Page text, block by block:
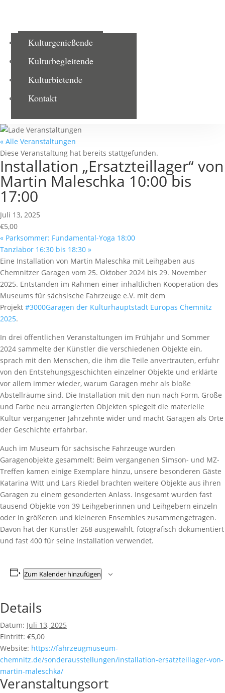
Kulturgenießende
Kulturbegleitende
Kulturbietende
Kontakt
« Alle Veranstaltungen
Diese Veranstaltung hat bereits stattgefunden.
Installation „Ersatzteillager“ von
Martin Maleschka 10:00 bis
17:00
Juli 13, 2025
€5,00
« Parksommer: Fundamental-Yoga 18:00
Tanzlabor 16:30 bis 18:30 »
Eine Installation von Martin Maleschka mit Leihgaben aus
Chemnitzer Garagen vom 25. Oktober 2024 bis 29. November
2025. Entstanden im Rahmen einer inhaltlichen Kooperation des
Museums für sächsische Fahrzeuge e.V. mit dem
Projekt #3000Garagen der Kulturhauptstadt Europas Chemnitz
2025.
In drei öffentlichen Veranstaltungen im Frühjahr und Sommer
2024 sammelte der Künstler die verschiedenen Objekte ein,
sprach mit den Menschen, die ihm die Teile anvertrauten, erfuhr
von den Entstehungsgeschichten einzelner Objekte und erklärte
vor allem immer wieder, warum Garagen mehr als bloße
Abstellräume sind. Die Installation mit den nun nach Form, Größe
und Farbe neu arrangierten Objekten spiegelt die materielle
Kultur vergangener Jahrzehnte wider und macht Garagen als Orte
der Geschichte erfahrbar.
Auch im Museum für sächsische Fahrzeuge wurden
Garagenobjekte gesammelt: Beim vergangenen Simson- und MZ-
Treffen kamen einige Exemplare hinzu, unsere besonderen Gäste
Katarina Witt und Lars Riedel brachten weitere Objekte aus ihren
Garagen zu einem gesonderten Anlass. Insgesamt wurden fast
tausend Objekte von 39 Leihgeberinnen und Leihgebern einzeln
oder in größeren und kleineren Ensembles zusammengetragen.
Davon hat der Künstler 268 ausgewählt, fotografisch dokumentiert
und fast 400 für seine Installation verwendet.
Zum Kalender hinzufügen
Details
Datum: Juli 13, 2025
Eintritt: €5,00
Website: https://fahrzeugmuseum-
chemnitz.de/sonderausstellungen/installation-ersatzteillager-von-
martin-maleschka/
Veranstaltungsort